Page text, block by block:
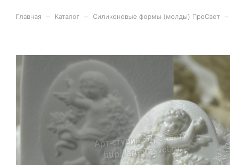
Главная Каталог Силиконовые формы (молды) ПроСвет